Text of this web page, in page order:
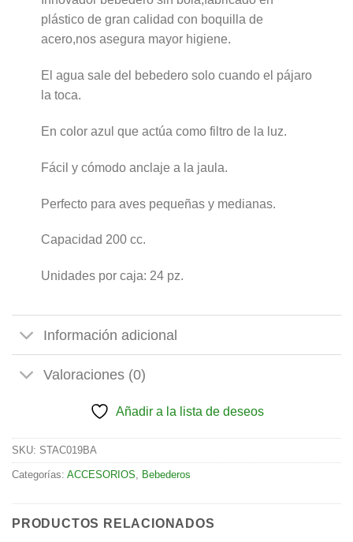
plástico de gran calidad con boquilla de
acero,nos asegura mayor higiene.
El agua sale del bebedero solo cuando el pájaro
la toca.
En color azul que actúa como filtro de la luz.
Fácil y cómodo anclaje a la jaula.
Perfecto para aves pequeñas y medianas.
Capacidad 200 cc.
Unidades por caja: 24 pz.
Información adicional
Valoraciones (0)
Añadir a la lista de deseos
SKU: STAC019BA
Categorías: ACCESORIOS Bebederos
PRODUCTOS RELACIONADOS